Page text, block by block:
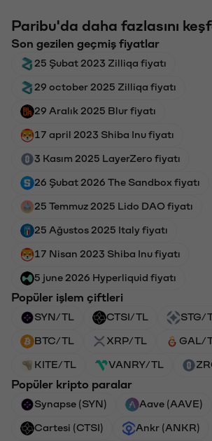
Paribu'da daha fazlasını
Son gezilen geçmiş fiyatlar
25 Şubat 2023 Zilliqa fiyatı
29 october 2025 Zilliqa fiyatı
29 Aralık 2025 Blur fiyatı
17 april 2023 Shiba Inu fiyatı
3 Kasım 2025 LayerZero fiyatı
26 Şubat 2026 The Sandbox fiyatı
25 Temmuz 2025 Lido DAO fiyatı
25 Ağustos 2025 Italy fiyatı
17 Nisan 2023 Shiba Inu fiyatı
5 june 2026 Hyperliquid fiyatı
Popüler işlem çiftleri
SYN/TL CTSI/TL STG/
BTC/TL XRP/TL GAL/
KITE/TL VANRY/TL
Popüler kripto paralar
Synapse (SYN) Aave (AAVE)
Cartesi (CTSI) Ankr (ANKR)